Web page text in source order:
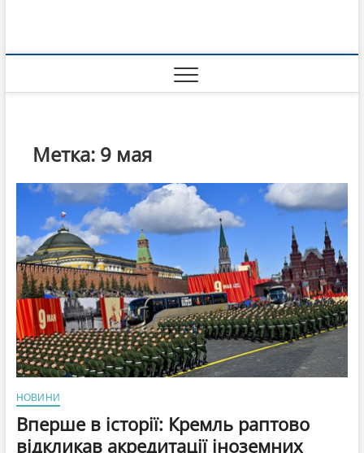
Метка: 9 мая
НОВИНИ
Вперше в історії: Кремль раптово
відкликав акредитації іноземних